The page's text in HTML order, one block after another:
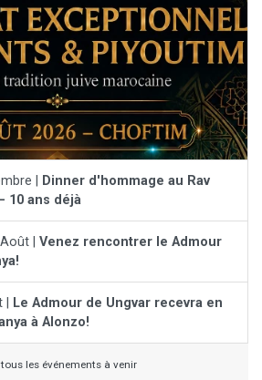
|
Dinner d'hommage au Rav
10 ans déjà
| Venez rencontrer le Admour
Le Admour de Ungvar recevra en
à Alonzo!
les événements à venir